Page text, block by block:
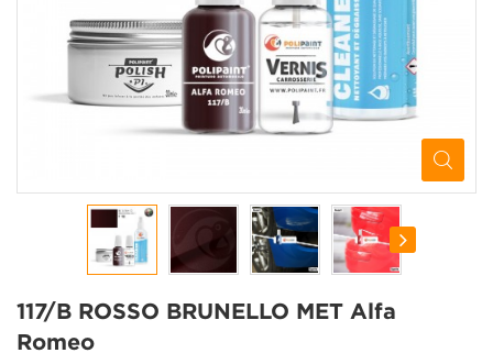
117/B ROSSO BRUNELLO MET Alfa
Romeo